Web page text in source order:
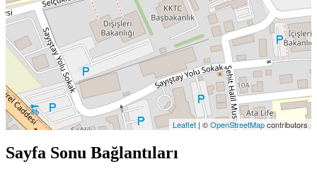
Leaflet | ©OpenStreetMapcontributors
Sayfa Sonu Bağlantıları